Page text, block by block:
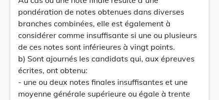
pondération de notes obtenues dans diverses
branches combinées, elle est également à
considérer comme insuffisante si une ou plusieurs
de ces notes sont inférieures à vingt points.
b) Sont ajournés les candidats qui, aux épreuves
écrites, ont obtenu:
- une ou deux notes finales insuffisantes et une
moyenne générale supérieure ou égale à trente